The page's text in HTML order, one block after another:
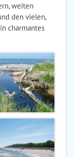
weiten
den vielen,
charmantes